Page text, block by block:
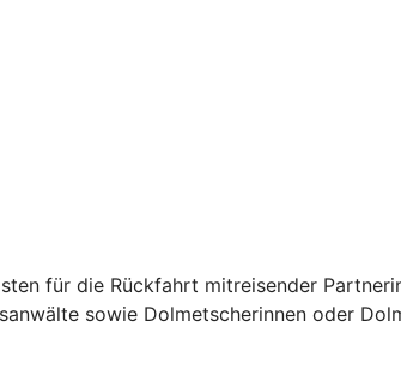
für die Rückfahrt mitreisender
sowie Dolmetscherinnen oder